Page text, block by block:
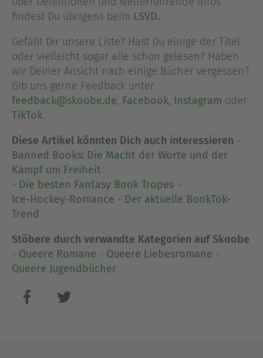
findest Du übrigens beim LSVD.
Gefällt Dir unsere Liste? Hast Du einige der Titel
oder vielleicht sogar alle schon gelesen? Haben
wir Deiner Ansicht nach einige Bücher vergessen?
Gib uns gerne Feedback unter
feedback@skoobe.de, Facebook, Instagram oder
TikTok.
Diese Artikel könnten Dich auch interessieren -
Banned Books: Die Macht der Worte und der
Kampf um Freiheit
- Die besten Fantasy Book Tropes -
Ice-Hockey-Romance - Der aktuelle BookTok-
Trend
Stöbere durch verwandte Kategorien auf Skoobe
- Queere Romane - Queere Liebesromane -
Queere Jugendbücher